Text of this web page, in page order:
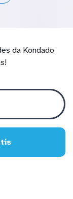
da Kondado